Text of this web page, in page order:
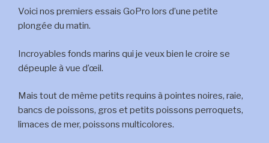
Voici nos premiers essais GoPro lors d’une petite
plongée du matin.
Incroyables fonds marins qui je veux bien le croire se
dépeuple à vue d’œil.
Mais tout de même petits requins à pointes noires, raie,
bancs de poissons, gros et petits poissons perroquets,
limaces de mer, poissons multicolores.